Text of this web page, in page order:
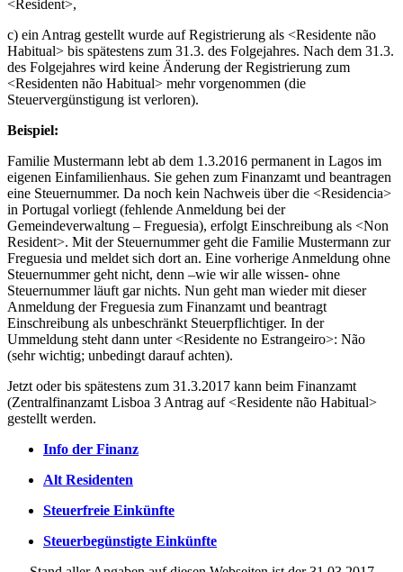
<Resident>,
c) ein Antrag gestellt wurde auf Registrierung als <Residente não
Habitual> bis spätestens zum 31.3. des Folgejahres. Nach dem 31.3.
des Folgejahres wird keine Änderung der Registrierung zum
<Residenten não Habitual> mehr vorgenommen (die
Steuervergünstigung ist verloren).
Beispiel:
Familie Mustermann lebt ab dem 1.3.2016 permanent in Lagos im
eigenen Einfamilienhaus. Sie gehen zum Finanzamt und beantragen
eine Steuernummer. Da noch kein Nachweis über die <Residencia>
in Portugal vorliegt (fehlende Anmeldung bei der
Gemeindeverwaltung – Freguesia), erfolgt Einschreibung als <Non
Resident>. Mit der Steuernummer geht die Familie Mustermann zur
Freguesia und meldet sich dort an. Eine vorherige Anmeldung ohne
Steuernummer geht nicht, denn –wie wir alle wissen- ohne
Steuernummer läuft gar nichts. Nun geht man wieder mit dieser
Anmeldung der Freguesia zum Finanzamt und beantragt
Einschreibung als unbeschränkt Steuerpflichtiger. In der
Ummeldung steht dann unter <Residente no Estrangeiro>: Não
(sehr wichtig; unbedingt darauf achten).
Jetzt oder bis spätestens zum 31.3.2017 kann beim Finanzamt
(Zentralfinanzamt Lisboa 3 Antrag auf <Residente não Habitual>
gestellt werden.
Info der Finanz
Alt Residenten
Steuerfreie Einkünfte
Steuerbegünstigte Einkünfte